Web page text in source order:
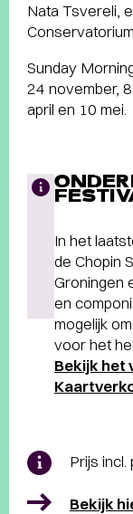
Nata Tsvereli,
Conservatorium.
Sunday
24 november,
april en 10 mei.
In het
de Chopin
Groningen
en
mogelijk
voor het
Bekijk het
Prijs
Bekijk